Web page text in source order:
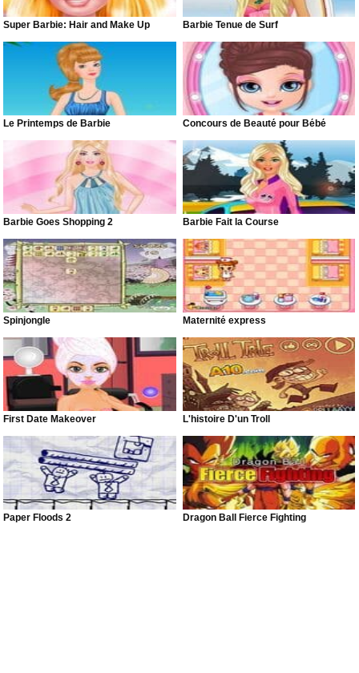
Super Barbie: Hair and Make Up Barbie Tenue de Surf
Le Printemps de Barbie Concours de Beauté pour Bébé
Barbie Goes Shopping 2 Barbie Fait la Course
Spinjongle Maternité express
First Date Makeover L'histoire D'un Troll
Paper Floods 2 Dragon Ball Fierce Fighting